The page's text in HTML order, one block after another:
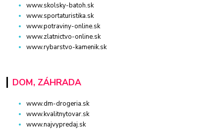
www.skolsky-batoh.sk
www.sportaturistika.sk
www.potraviny-online.sk
www.zlatnictvo-online.sk
www.rybarstvo-kamenik.sk
DOM, ZÁHRADA
www.dm-drogeria.sk
www.kvalitnytovar.sk
www.najvypredaj.sk